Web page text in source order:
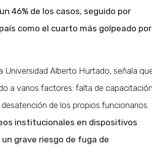
46% de los casos, seguido por
como el cuarto más golpeado por
Universidad Alberto Hurtado, señala
a varios factores: falta de capacitación
de los propios funcionarios.
institucionales en dispositivos
grave riesgo de fuga de